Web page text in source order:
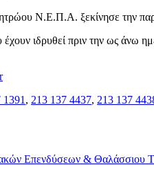
Ν.Ε.Π.Α. ξεκίνησε την
έχουν ιδρυθεί πριν την ως
1391 , 213 137 4437, 213 137
Επενδύσεων & Θαλάσσιου